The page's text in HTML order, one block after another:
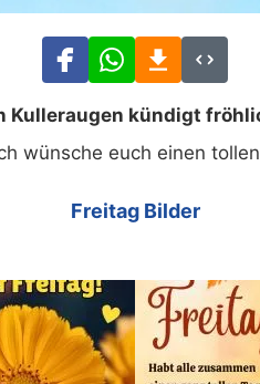
Kulleraugen kündigt
wünsche euch einen
Freitag Bilder